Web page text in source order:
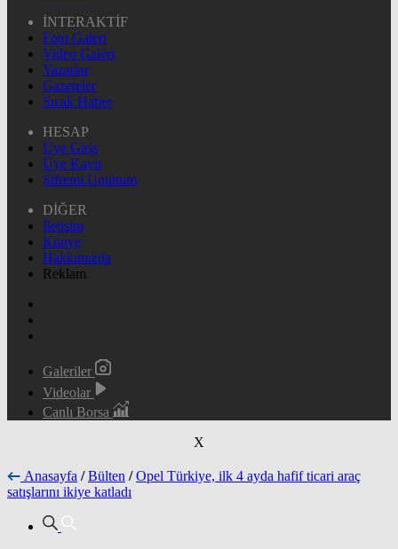
İNTERAKTİF
Foto Galeri
Video Galeri
Yazarlar
Gazeteler
Sıcak Haber
HESAP
Üye Giriş
Üye Kayıt
Şifremi Unuttum
DİĞER
İletişim
Künye
Hakkımızda
Reklam
Galeriler
Videolar
Canlı Borsa
X
Anasayfa / Bülten / Opel Türkiye, ilk 4 ayda hafif ticari araç
satışlarını ikiye katladı